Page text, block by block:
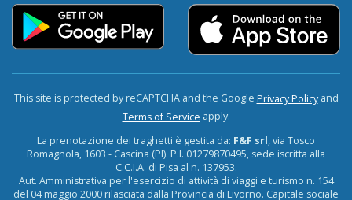
This site is protected by reCAPTCHA and the Google Privacy Policyand
Terms of Service apply.
La prenotazione dei traghetti è gestita da: F&F srl, via Tosco
Romagnola, 1603 - Cascina (PI). P.I. 01279870495, sede iscritta alla
C.C.I.A. di Pisa al n. 137953.
Aut. Amministrativa per l'esercizio di attività di viaggi e turismo n. 154
del 04 maggio 2000 rilasciata dalla Provincia di Livorno. Capitale sociale